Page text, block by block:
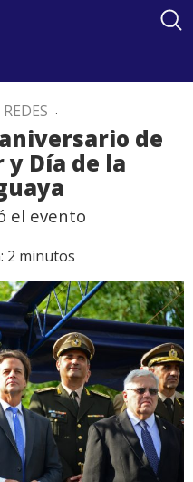
REDES .
de
Día de la
el evento
2 minutos